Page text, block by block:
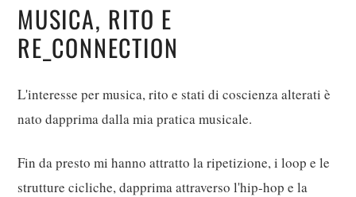
MUSICA, RITO E
RE_CONNECTION
L'interesse per musica, rito e stati di coscienza alterati è
nato dapprima dalla mia pratica musicale.
Fin da presto mi hanno attratto la ripetizione, i loop e le
strutture cicliche, dapprima attraverso l'hip-hop e la